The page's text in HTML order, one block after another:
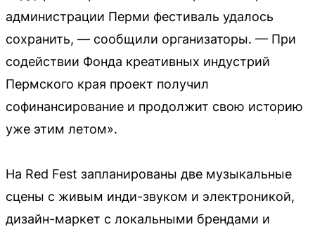
администрации Перми фестиваль удалось
сохранить, — сообщили организаторы. — При
содействии Фонда креативных индустрий
Пермского края проект получил
софинансирование и продолжит свою историю
уже этим летом».
На Red Fest запланированы две музыкальные
сцены с живым инди-звуком и электроникой,
дизайн-маркет с локальными брендами и